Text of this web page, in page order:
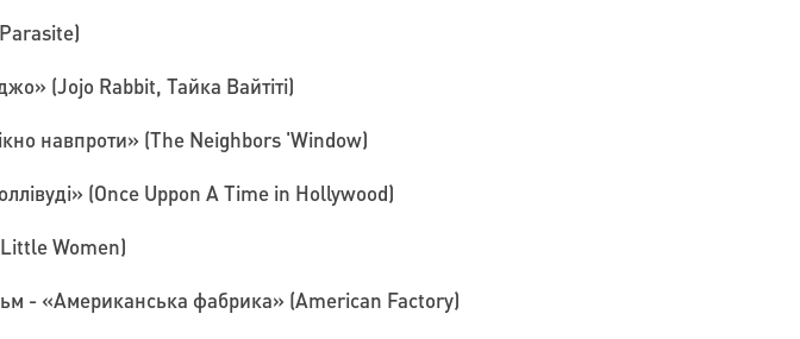
(Jojo Rabbit, Тайка Вайтіті)
навпроти» (The Neighbors 'Window)
(Once Uppon A Time in Hollywood)
Women)
- «Американська фабрика» (American Factory)